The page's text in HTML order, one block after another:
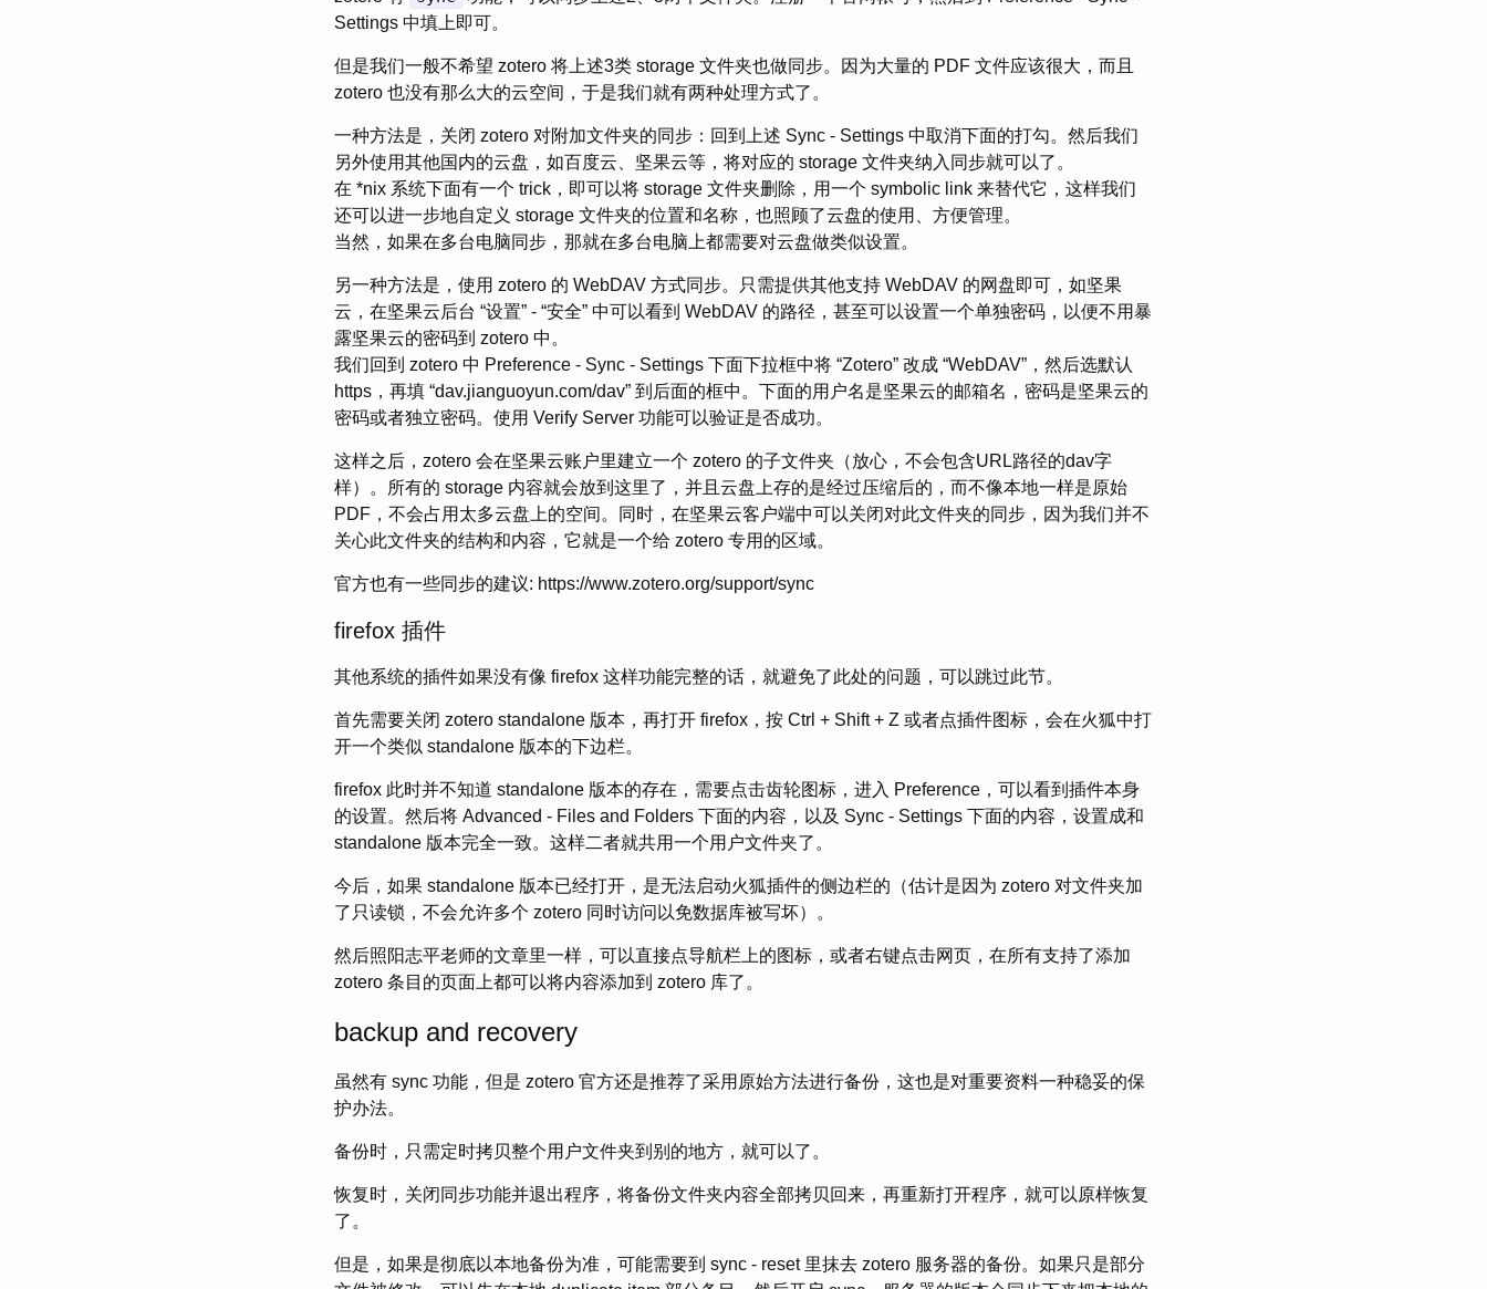
Settings 中填上即可。
但是我们一般不希望 zotero 将上述3类 storage 文件夹也做同步。因为大量的 PDF 文件应该很大，而且
zotero 也没有那么大的云空间，于是我们就有两种处理方式了。
一种方法是，关闭 zotero 对附加文件夹的同步：回到上述 Sync - Settings 中取消下面的打勾。然后我们
另外使用其他国内的云盘，如百度云、坚果云等，将对应的 storage 文件夹纳入同步就可以了。
在 *nix 系统下面有一个 trick，即可以将 storage 文件夹删除，用一个 symbolic link 来替代它，这样我们
还可以进一步地自定义 storage 文件夹的位置和名称，也照顾了云盘的使用、方便管理。
当然，如果在多台电脑同步，那就在多台电脑上都需要对云盘做类似设置。
另一种方法是，使用 zotero 的 WebDAV 方式同步。只需提供其他支持 WebDAV 的网盘即可，如坚果
云，在坚果云后台 “设置” - “安全” 中可以看到 WebDAV 的路径，甚至可以设置一个单独密码，以便不用暴
露坚果云的密码到 zotero 中。
我们回到 zotero 中 Preference - Sync - Settings 下面下拉框中将 “Zotero” 改成 “WebDAV”，然后选默认
https，再填 “dav.jianguoyun.com/dav” 到后面的框中。下面的用户名是坚果云的邮箱名，密码是坚果云的
密码或者独立密码。使用 Verify Server 功能可以验证是否成功。
这样之后，zotero 会在坚果云账户里建立一个 zotero 的子文件夹（放心，不会包含URL路径的dav字
样）。所有的 storage 内容就会放到这里了，并且云盘上存的是经过压缩后的，而不像本地一样是原始
PDF，不会占用太多云盘上的空间。同时，在坚果云客户端中可以关闭对此文件夹的同步，因为我们并不
关心此文件夹的结构和内容，它就是一个给 zotero 专用的区域。
官方也有一些同步的建议: https://www.zotero.org/support/sync
firefox 插件
其他系统的插件如果没有像 firefox 这样功能完整的话，就避免了此处的问题，可以跳过此节。
首先需要关闭 zotero standalone 版本，再打开 firefox，按 Ctrl + Shift + Z 或者点插件图标，会在火狐中打
开一个类似 standalone 版本的下边栏。
firefox 此时并不知道 standalone 版本的存在，需要点击齿轮图标，进入 Preference，可以看到插件本身
的设置。然后将 Advanced - Files and Folders 下面的内容，以及 Sync - Settings 下面的内容，设置成和
standalone 版本完全一致。这样二者就共用一个用户文件夹了。
今后，如果 standalone 版本已经打开，是无法启动火狐插件的侧边栏的（估计是因为 zotero 对文件夹加
了只读锁，不会允许多个 zotero 同时访问以免数据库被写坏）。
然后照阳志平老师的文章里一样，可以直接点导航栏上的图标，或者右键点击网页，在所有支持了添加
zotero 条目的页面上都可以将内容添加到 zotero 库了。
backup and recovery
虽然有 sync 功能，但是 zotero 官方还是推荐了采用原始方法进行备份，这也是对重要资料一种稳妥的保
护办法。
备份时，只需定时拷贝整个用户文件夹到别的地方，就可以了。
恢复时，关闭同步功能并退出程序，将备份文件夹内容全部拷贝回来，再重新打开程序，就可以原样恢复
了。
但是，如果是彻底以本地备份为准，可能需要到 sync - reset 里抹去 zotero 服务器的备份。如果只是部分